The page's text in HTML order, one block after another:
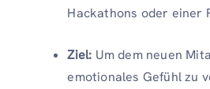
Hackathons oder einer
Ziel: Um dem neuen
emotionales Gefühl zu